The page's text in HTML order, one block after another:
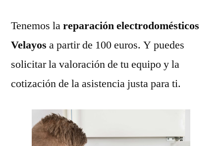
Tenemos lareparación electrodomésticos
Velayos a partir de 100 euros. Y puedes
solicitar la valoración de tu equipo y la
cotización de la asistencia justa para ti.